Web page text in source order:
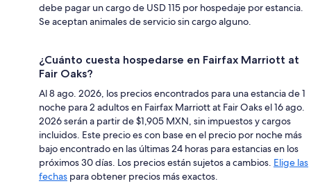
debe pagar un cargo de USD 115 por hospedaje por estancia.
Se aceptan animales de servicio sin cargo alguno.
¿Cuánto cuesta hospedarse en Fairfax Marriott at
Fair Oaks?
Al 8 ago. 2026, los precios encontrados para una estancia de 1
noche para 2 adultos en Fairfax Marriott at Fair Oaks el 16 ago.
2026 serán a partir de $1,905 MXN, sin impuestos y cargos
incluidos. Este precio es con base en el precio por noche más
bajo encontrado en las últimas 24 horas para estancias en los
próximos 30 días. Los precios están sujetos a cambios. Elige las
fechas para obtener precios más exactos.